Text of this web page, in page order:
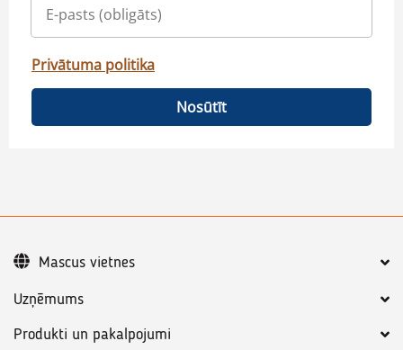
Privātuma politika
Nosūtīt
Uzņēmums
Produkti un pakalpojumi
Mascus vietnes